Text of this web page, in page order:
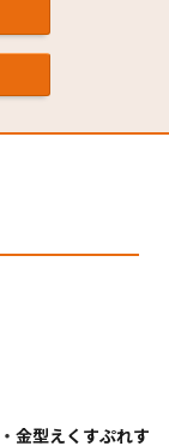
・ 金型えくすぷれす